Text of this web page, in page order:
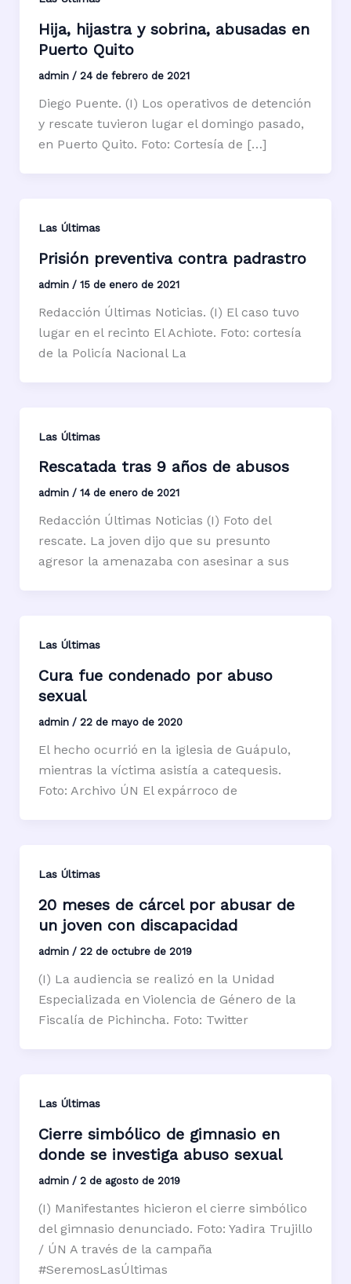
Hija, hijastra y sobrina, abusadas en
Puerto Quito
admin / 24 de febrero de 2021
Diego Puente. (I) Los operativos de detención
y rescate tuvieron lugar el domingo pasado,
en Puerto Quito. Foto: Cortesía de […]
Las Últimas
Prisión preventiva contra padrastro
admin / 15 de enero de 2021
Redacción Últimas Noticias. (I) El caso tuvo
lugar en el recinto El Achiote. Foto: cortesía
de la Policía Nacional La
Las Últimas
Rescatada tras 9 años de abusos
admin / 14 de enero de 2021
Redacción Últimas Noticias (I) Foto del
rescate. La joven dijo que su presunto
agresor la amenazaba con asesinar a sus
Las Últimas
Cura fue condenado por abuso
sexual
admin / 22 de mayo de 2020
El hecho ocurrió en la iglesia de Guápulo,
mientras la víctima asistía a catequesis.
Foto: Archivo ÚN El expárroco de
Las Últimas
20 meses de cárcel por abusar de
un joven con discapacidad
admin / 22 de octubre de 2019
(I) La audiencia se realizó en la Unidad
Especializada en Violencia de Género de la
Fiscalía de Pichincha. Foto: Twitter
Las Últimas
Cierre simbólico de gimnasio en
donde se investiga abuso sexual
admin / 2 de agosto de 2019
(I) Manifestantes hicieron el cierre simbólico
del gimnasio denunciado. Foto: Yadira Trujillo
/ ÚN A través de la campaña
#SeremosLasÚltimas